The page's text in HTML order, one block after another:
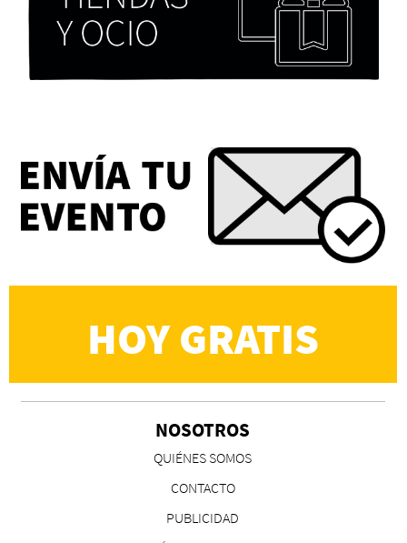
Eva Valero Juan: "Una mirada que construía un
universo donde lo único verdaderamente
importante eran los amigos y la literatura"
Martín Carrasco
CS, de José María Salazar
Invitadxs EnLima
HOY GRATIS
NOSOTROS
QUIÉNES SOMOS
CONTACTO
PUBLICIDAD